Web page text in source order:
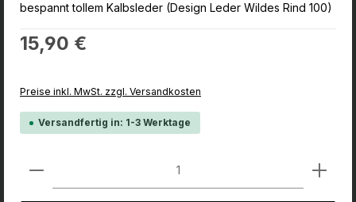
bespannt tollem Kalbsleder (Design Leder Wildes Rind 100)
Regulärer Preis:
15,90 €
Preise inkl. MwSt. zzgl. Versandkosten
Versandfertig in: 1-3 Werktage
Produkt Anzahl: Gib den gewünschten Wert ein